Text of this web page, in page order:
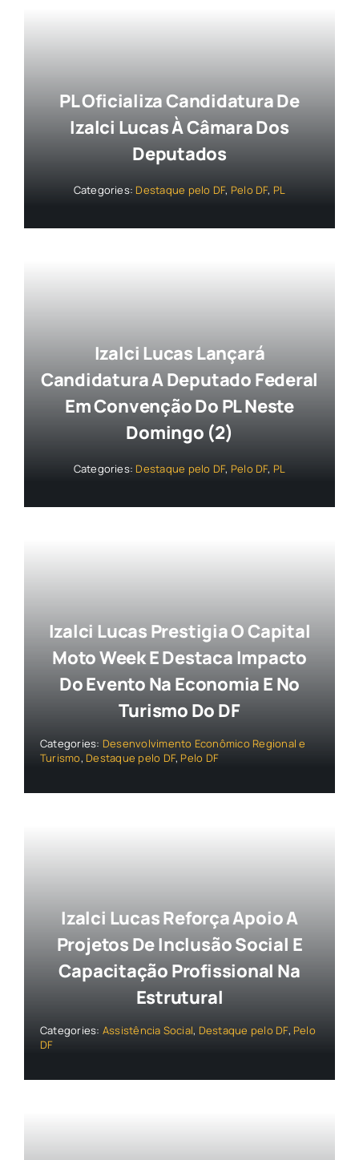
PL Oficializa Candidatura De
Izalci Lucas À Câmara Dos
Deputados
Categories: Destaque pelo DF, Pelo DF, PL
Izalci Lucas Lançará
Candidatura A Deputado Federal
Em Convenção Do PL Neste
Domingo (2)
Categories: Destaque pelo DF, Pelo DF, PL
Izalci Lucas Prestigia O Capital
Moto Week E Destaca Impacto
Do Evento Na Economia E No
Turismo Do DF
Categories: Desenvolvimento Econômico Regional e
Turismo, Destaque pelo DF, Pelo DF
Izalci Lucas Reforça Apoio A
Projetos De Inclusão Social E
Capacitação Profissional Na
Estrutural
Categories: Assistência Social, Destaque pelo DF, Pelo
DF